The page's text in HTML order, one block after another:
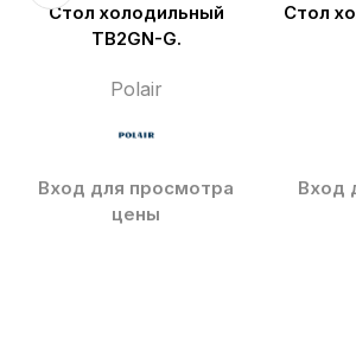
Стол холодильный
TB2GN-G.
Polair
Вход для просмотра
цены
Стол
Вход